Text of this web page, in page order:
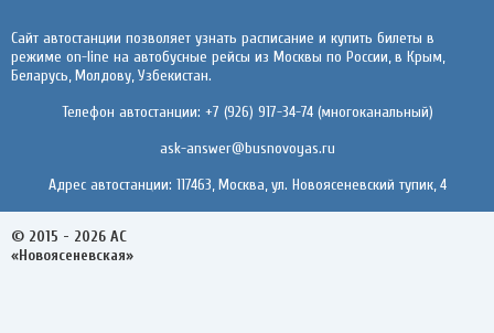
Сайт автостанции позволяет узнать расписание и купить билеты в
режиме on-line на автобусные рейсы из Москвы по России, в Крым,
Беларусь, Молдову, Узбекистан.
Телефон автостанции: +7 (926) 917-34-74 (многоканальный)
ask-answer@busnovoyas.ru
Адрес автостанции: 117463, Москва, ул. Новоясеневский тупик, 4
© 2015 - 2026 АС
«Новоясеневская»